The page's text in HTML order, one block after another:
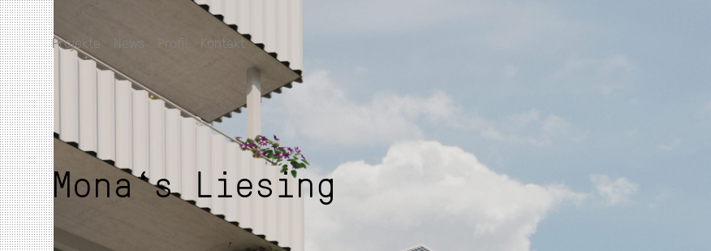
Projekte
News Profil Kontakt
Mona‘s Liesing